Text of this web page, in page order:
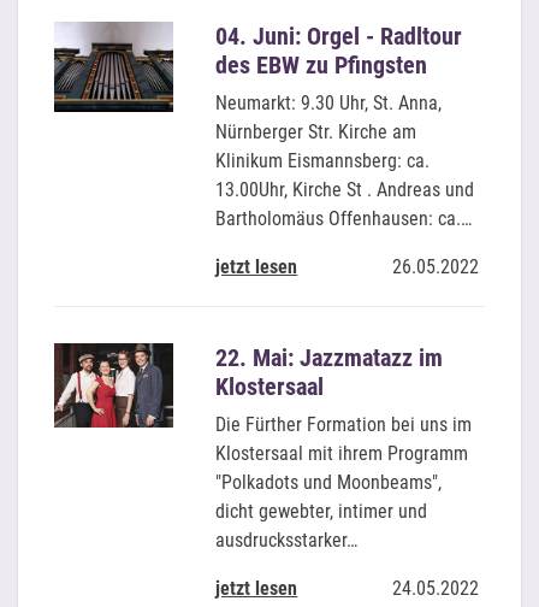
04. Juni: Orgel - Radltour
des EBW zu Pfingsten
Neumarkt: 9.30 Uhr, St. Anna,
Nürnberger Str. Kirche am
Klinikum Eismannsberg: ca.
13.00Uhr, Kirche St . Andreas und
Bartholomäus Offenhausen: ca.…
jetzt lesen 26.05.2022
22. Mai: Jazzmatazz im
Klostersaal
Die Fürther Formation bei uns im
Klostersaal mit ihrem Programm
"Polkadots und Moonbeams",
dicht gewebter, intimer und
ausdrucksstarker…
jetzt lesen 24.05.2022